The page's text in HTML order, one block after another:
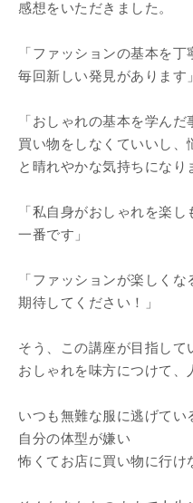
感想をいただきました。
「ファッションの基本を
毎回新しい発見があります」
「おしゃれの基本を学ん
買い物をしなくていいし、
と晴れやかな気持ちになり
「私自身がおしゃれを楽
一番です」
「ファッションが楽しくな
期待してください！」
そう、この講座が目指して
おしゃれを味方につけて、
いつも無難な服に逃げてい
自分の体型が嫌い
怖くてお店に買い物に行け